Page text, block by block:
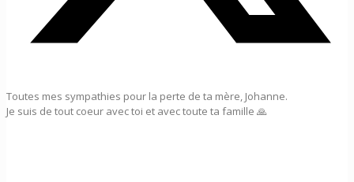
Toutes mes sympathies pour la perte de ta mère, Johanne.
Je suis de tout coeur avec toi et avec toute ta famille 🙏